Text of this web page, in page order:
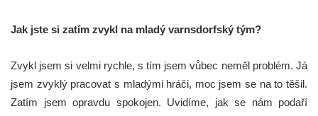
Jak jste si zatím zvykl na mladý varnsdorfský tým?
Zvykl jsem si velmi rychle, s tím jsem vůbec neměl problém. Já
jsem zvyklý pracovat s mladými hráči, moc jsem se na to těšil.
Zatím jsem opravdu spokojen. Uvidíme, jak se nám podaří